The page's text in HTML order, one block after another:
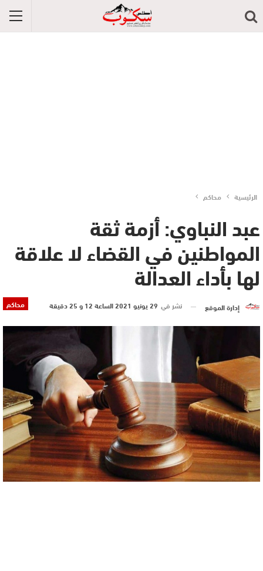
الرئيسية محاكم
عبد النباوي: أزمة ثقة
المواطنين في القضاء لا علاقة
لها بأداء العدالة
محاكم إدارة الموقع نشر في 29 يونيو 2021 الساعة 12 و 25 دقيقة